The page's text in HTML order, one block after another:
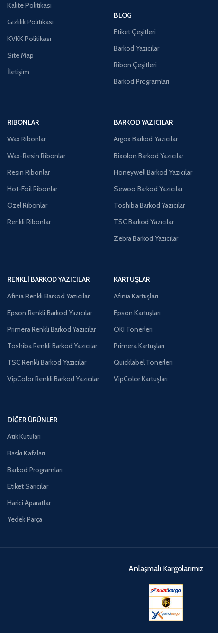
Kalite Politikası
Gizlilik Politikası
KVKK Politikası
Site Map
İletişim
BLOG
Etiket Çeşitleri
Barkod Yazıcılar
Ribon Çeşitleri
Barkod Programları
RIBONLAR
Wax Ribonlar
Wax-Resin Ribonlar
Resin Ribonlar
Hot-Foil Ribonlar
Özel Ribonlar
Renkli Ribonlar
BARKOD YAZICILAR
Argox Barkod Yazıcılar
Bixolon Barkod Yazıcılar
Honeywell Barkod Yazıcılar
Sewoo Barkod Yazıcılar
Toshiba Barkod Yazıcılar
TSC Barkod Yazıcılar
Zebra Barkod Yazıcılar
RENKLI BARKOD YAZICILAR
Afinia Renkli Barkod Yazıcılar
Epson Renkli Barkod Yazıcılar
Primera Renkli Barkod Yazıcılar
Toshiba Renkli Barkod Yazıcılar
TSC Renkli Barkod Yazıcılar
VipColor Renkli Barkod Yazıcılar
KARTUŞLAR
Afinia Kartuşları
Epson Kartuşları
OKI Tonerleri
Primera Kartuşları
Quicklabel Tonerleri
VipColor Kartuşları
DIĞER ÜRÜNLER
Atık Kutuları
Baskı Kafaları
Barkod Programları
Etiket Sarıcılar
Harici Aparatlar
Yedek Parça
Anlaşmalı Kargolarımız